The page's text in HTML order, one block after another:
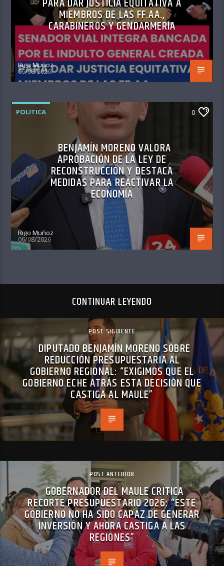
MIEMBROS DE LAS FF.AA.,
CARABINEROS Y GENDARMERÍA
Rigo Muñoz
06/08/2026
POLITICA 0
BENJAMÍN MORENO VALORA
APROBACIÓN DE LA LEY DE
RECONSTRUCCIÓN Y DESTACA
MEDIDAS PARA REACTIVAR LA
ECONOMÍA
Rigo Muñoz
06/08/2026
CONTINUAR LEYENDO
POST SIGUIENTE
DIPUTADO BENJAMÍN MORENO SOBRE
REDUCCIÓN PRESUPUESTARIA AL
GOBIERNO REGIONAL: “EXIGIMOS QUE EL
GOBIERNO ECHE ATRÁS ESTA DECISIÓN QUE
CASTIGA AL MAULE”
POST ANTERIOR
GOBERNADOR DEL MAULE CRITICA
RECORTE PRESUPUESTARIO 2026: “ESTE
GOBIERNO NO HA SIDO CAPAZ DE GENERAR
INVERSIÓN Y AHORA CASTIGA A LAS
REGIONES”